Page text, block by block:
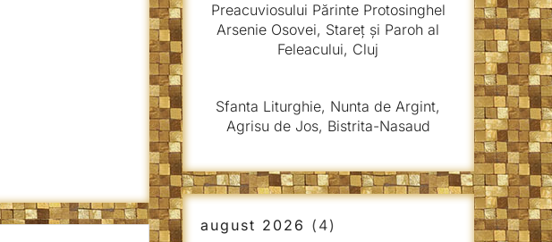
Preacuviosului Părinte Protosinghel
Arsenie Osovei, Stareț și Paroh al
Feleacului, Cluj
Sfanta Liturghie, Nunta de Argint,
Agrisu de Jos, Bistrita-Nasaud
august 2026 (4)